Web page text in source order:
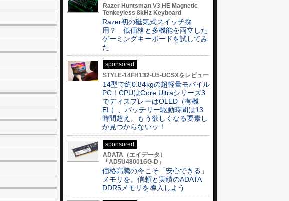
Razer Huntsman V3 HE Magnetic
Tenkeyless 8kHz Keyboard
Razer初の磁気式スイッチ採
用？ 低価格と多機能を両立した
ゲーミングキーボードを試してみ
た
sponsored
STYLE-14FH132-U5-UCSXをレビュー
14型で約0.84kgの超軽量モバイル
PC！CPUはCore Ultraシリーズ3
でディスプレーはOLED（有機
EL）、バッテリー駆動時間は13
時間超え。もう欲しくなる要素し
か見つからないッ！
sponsored
ADATA（エイデータ）
「AD5U480016G-D」
価格高騰の今こそ「安心できる」
メモリを。信頼と実績のADATA
DDR5メモリを導入しよう